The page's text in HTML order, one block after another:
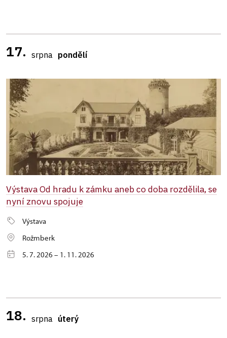
17. srpna pondělí
Výstava Od hradu k zámku aneb co doba rozdělila, se
nyní znovu spojuje
Výstava
Rožmberk
5. 7. 2026 – 1. 11. 2026
18. srpna úterý